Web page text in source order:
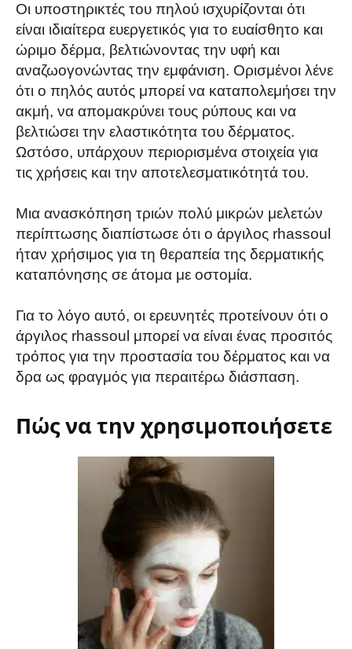
Οι υποστηρικτές του πηλού ισχυρίζονται ότι
είναι ιδιαίτερα ευεργετικός για το ευαίσθητο και
ώριμο δέρμα, βελτιώνοντας την υφή και
αναζωογονώντας την εμφάνιση. Ορισμένοι λένε
ότι ο πηλός αυτός μπορεί να καταπολεμήσει την
ακμή, να απομακρύνει τους ρύπους και να
βελτιώσει την ελαστικότητα του δέρματος.
Ωστόσο, υπάρχουν περιορισμένα στοιχεία για
τις χρήσεις και την αποτελεσματικότητά του.
Μια ανασκόπηση τριών πολύ μικρών μελετών
περίπτωσης διαπίστωσε ότι ο άργιλος rhassoul
ήταν χρήσιμος για τη θεραπεία της δερματικής
καταπόνησης σε άτομα με οστομία.
Για το λόγο αυτό, οι ερευνητές προτείνουν ότι ο
άργιλος rhassoul μπορεί να είναι ένας προσιτός
τρόπος για την προστασία του δέρματος και να
δρα ως φραγμός για περαιτέρω διάσπαση.
Πώς να την χρησιμοποιήσετε